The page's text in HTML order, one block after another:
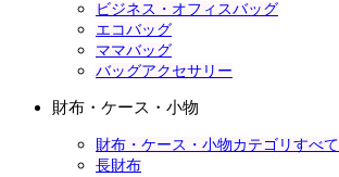
ビジネス・オフィスバッグ
エコバッグ
ママバッグ
バッグアクセサリー
財布・ケース・小物
財布・ケース・小物カテゴリすべて
長財布